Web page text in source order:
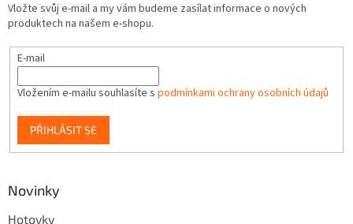
Vložte svůj e-mail a my vám budeme zasílat informace o nových
produktech na našem e-shopu.
E-mail
Vložením e-mailu souhlasíte s podmínkami ochrany osobních údajů
PŘIHLÁSIT SE
Novinky
Hotovky